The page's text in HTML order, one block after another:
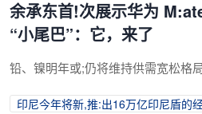
余承东首!次展示华为
“小尾巴”：它，来了
铅、镍明年或;仍将维持供需宽松格
印尼今年将新,推:出16万亿印尼盾的